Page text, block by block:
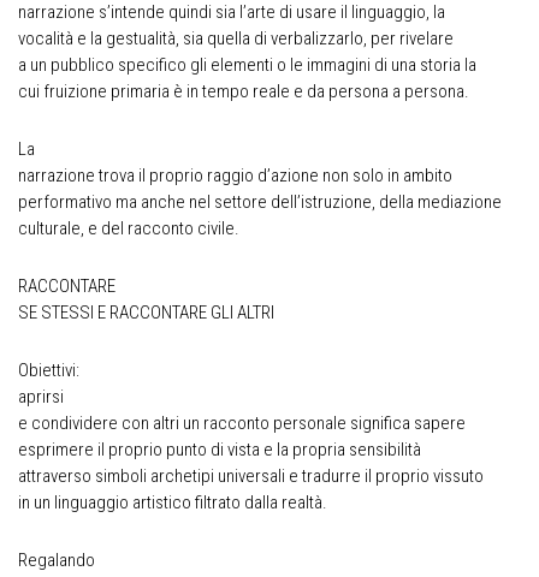
narrazione s’intende quindi sia l’arte di usare il linguaggio, la
vocalità e la gestualità, sia quella di verbalizzarlo, per rivelare
a un pubblico specifico gli elementi o le immagini di una storia la
cui fruizione primaria è in tempo reale e da persona a persona.
La
narrazione trova il proprio raggio d’azione non solo in ambito
performativo ma anche nel settore dell’istruzione, della mediazione
culturale, e del racconto civile.
RACCONTARE
SE STESSI E RACCONTARE GLI ALTRI
Obiettivi:
aprirsi
e condividere con altri un racconto personale significa sapere
esprimere il proprio punto di vista e la propria sensibilità
attraverso simboli archetipi universali e tradurre il proprio vissuto
in un linguaggio artistico filtrato dalla realtà.
Regalando